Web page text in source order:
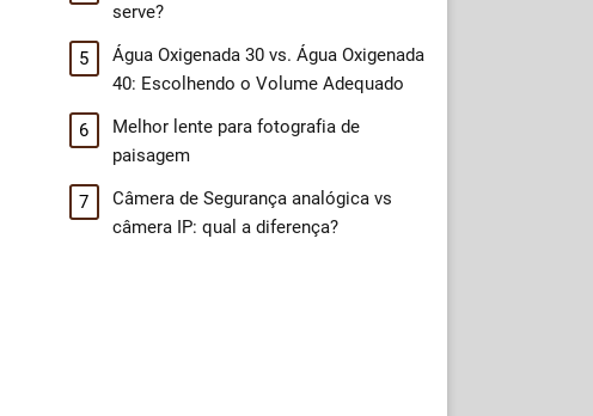
serve?
Água Oxigenada 30 vs. Água Oxigenada
40: Escolhendo o Volume Adequado
Melhor lente para fotografia de
paisagem
Câmera de Segurança analógica vs
câmera IP: qual a diferença?